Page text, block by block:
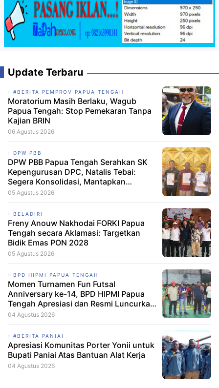
Update Terbaru
#BERITA PEMPROV PAPUA TENGAH
Moratorium Masih Berlaku, Wagub
Papua Tengah: Stop Pemekaran Tanpa
Kajian BRIN
06 Agustus 2026
DPW PBB
DPW PBB Papua Tengah Serahkan SK
Kepengurusan DPC, Natalis Tebai:
Segera Konsolidasi, Mantapkan
Langkah Verifikasi, untuk 'Maju' 2029
05 Agustus 2026
BELADIRI
Freny Anouw Nakhodai FORKI Papua
Tengah secara Aklamasi: Targetkan
Bidik Emas PON 2028
05 Agustus 2026
BPD HIPMI PAPUA TENGAH
Momen Turnamen Fun Futsal
Anniversary ke-14, BPD HIPMI Papua
Tengah Apresiasi dan Resmi Luncurkan
Skuad Baru Makamagu Papua FC
04 Agustus 2026
#BERITA PANIAI
Apresiasi Komunitas Porter Yonii untuk
Bupati Paniai Atas Bantuan Alat Kerja
04 Agustus 2026